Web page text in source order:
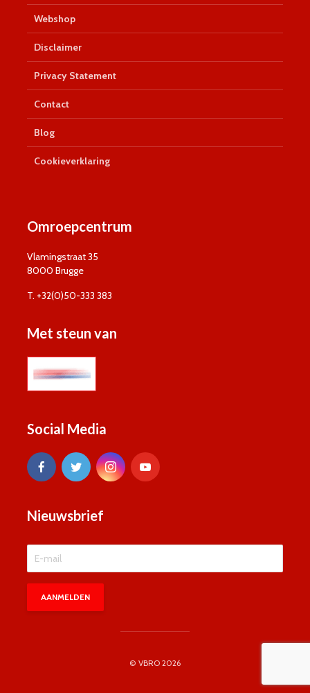
Webshop
Disclaimer
Privacy Statement
Contact
Blog
Cookieverklaring
Omroepcentrum
Vlamingstraat 35
8000 Brugge
T. +32(0)50-333 383
Met steun van
Social Media
Nieuwsbrief
© VBRO 2026